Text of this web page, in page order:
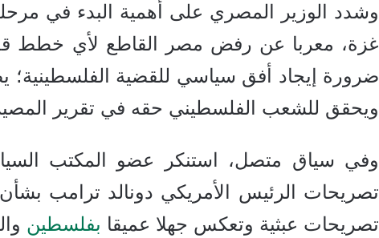
وشدد الوزير المصري على أهمية البدء في
غزة، معربا عن رفض مصر القاطع لأي خطط قد
ضرورة إيجاد أفق سياسي للقضية الفلسطينية؛
ويحقق للشعب الفلسطيني حقه في تقرير
وفي سياق متصل، استنكر عضو المكتب
تصريحات الرئيس الأمريكي دونالد ترامب بشأن
تصريحات عبثية وتعكس جهلا عميقا بفلسطين